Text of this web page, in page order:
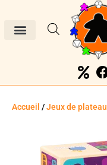
Accueil /Jeux de plateau